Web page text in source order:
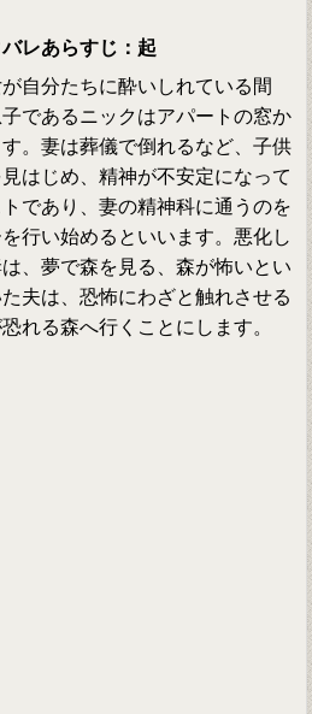
レあらすじ：起
自分たちに酔いしれている間
であるニックはアパートの窓か
。妻は葬儀で倒れるなど、子供
はじめ、精神が不安定になって
であり、妻の精神科に通うのを
行い始めるといいます。悪化し
、夢で森を見る、森が怖いとい
夫は、恐怖にわざと触れさせる
れる森へ行くことにします。